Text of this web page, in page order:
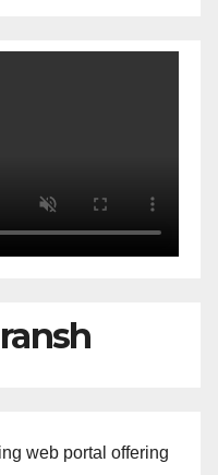
web portal offering